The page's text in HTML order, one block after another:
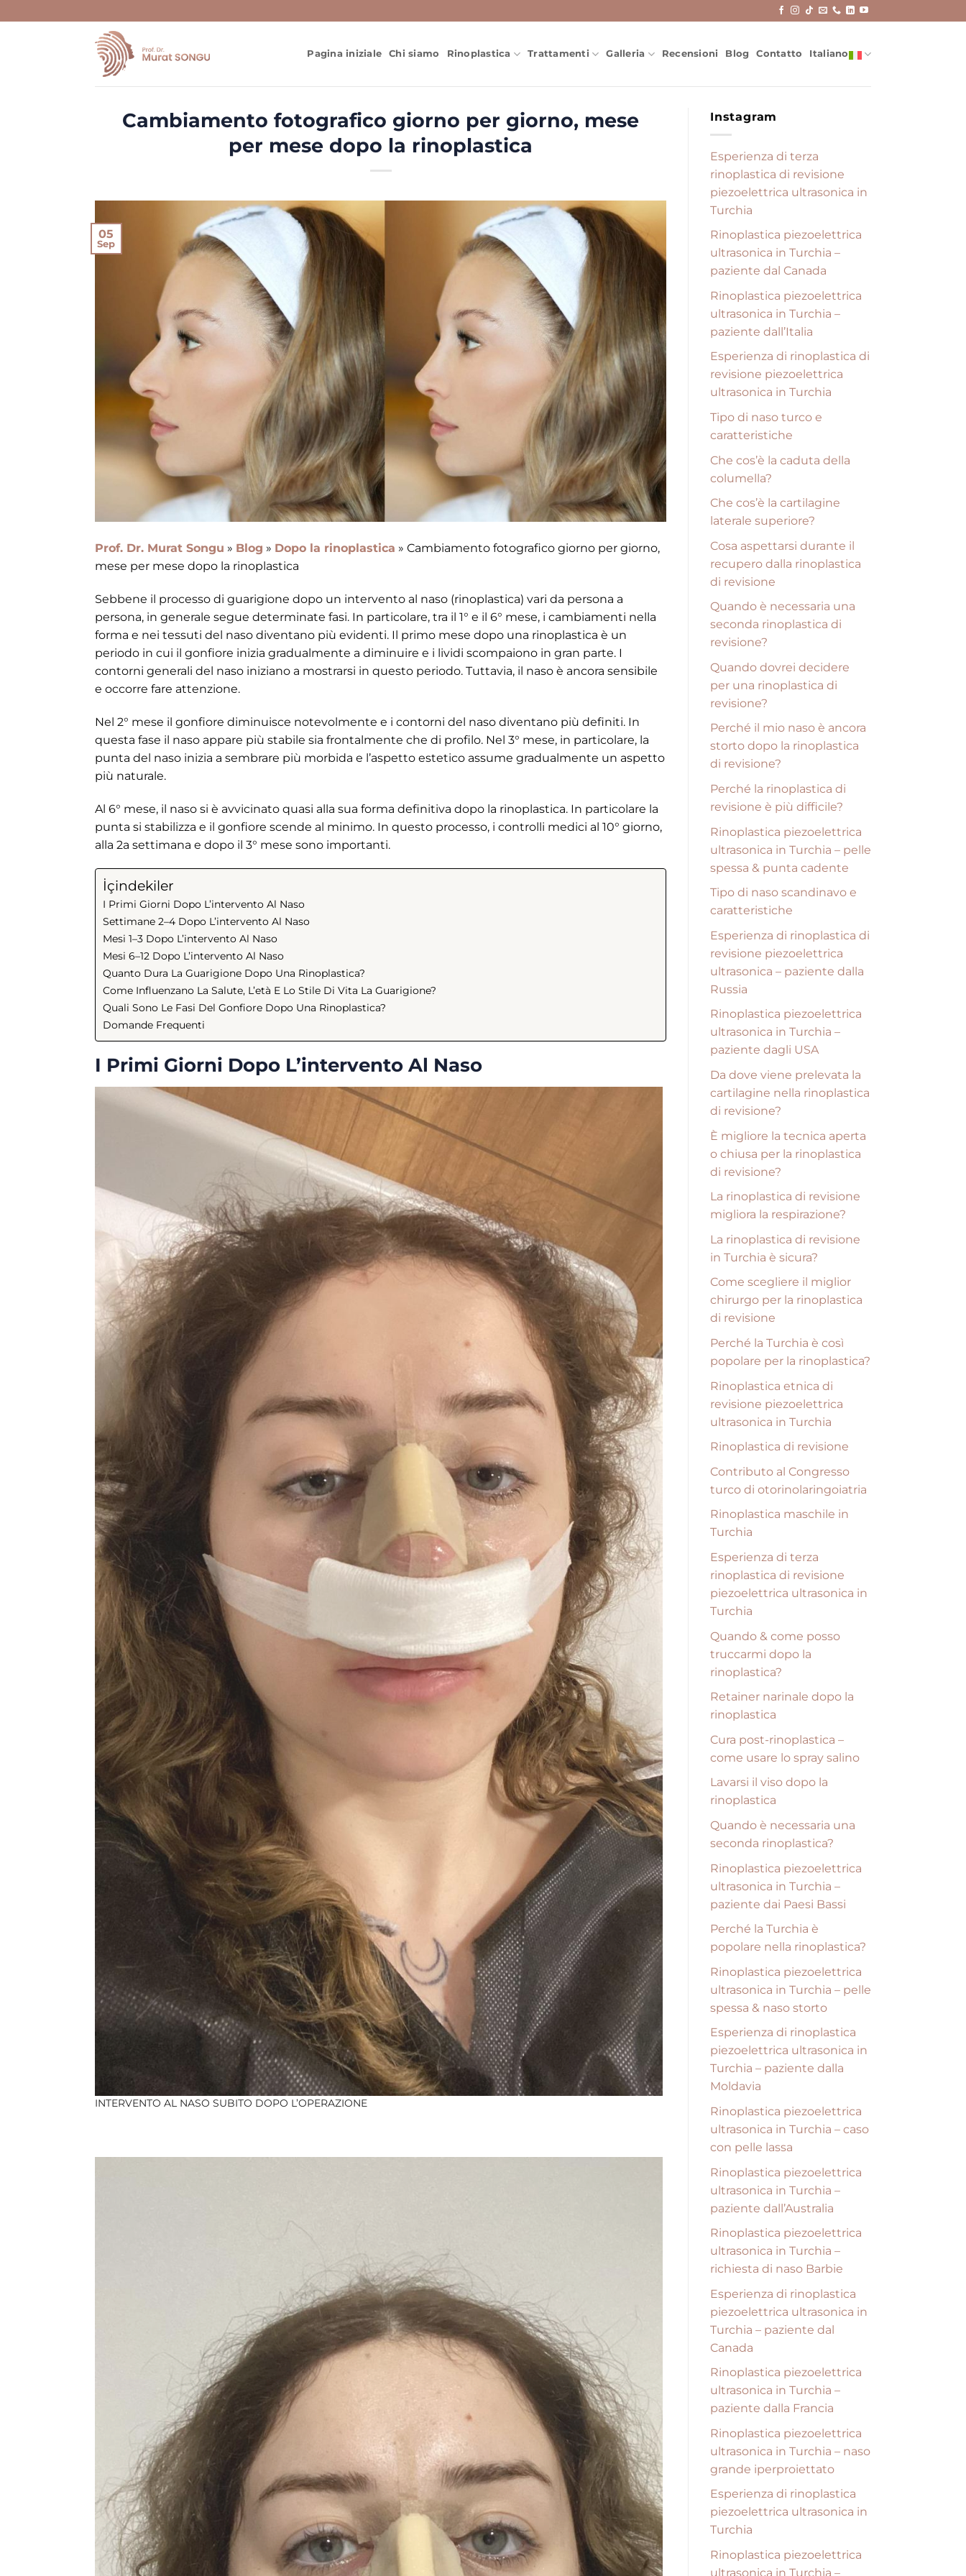
Pagina iniziale Chi siamo Rinoplastica Trattamenti Galleria Recensioni Blog Contatto Italiano
Cambiamento fotografico giorno per giorno, mese
per mese dopo la rinoplastica
05
Sep
Prof. Dr. Murat Songu » Blog » Dopo la rinoplastica » Cambiamento fotografico giorno per giorno,
mese per mese dopo la rinoplastica
Sebbene il processo di guarigione dopo un intervento al naso (rinoplastica) vari da persona a
persona, in generale segue determinate fasi. In particolare, tra il 1° e il 6° mese, i cambiamenti nella
forma e nei tessuti del naso diventano più evidenti. Il primo mese dopo una rinoplastica è un
periodo in cui il gonfiore inizia gradualmente a diminuire e i lividi scompaiono in gran parte. I
contorni generali del naso iniziano a mostrarsi in questo periodo. Tuttavia, il naso è ancora sensibile
e occorre fare attenzione.
Nel 2° mese il gonfiore diminuisce notevolmente e i contorni del naso diventano più definiti. In
questa fase il naso appare più stabile sia frontalmente che di profilo. Nel 3° mese, in particolare, la
punta del naso inizia a sembrare più morbida e l’aspetto estetico assume gradualmente un aspetto
più naturale.
Al 6° mese, il naso si è avvicinato quasi alla sua forma definitiva dopo la rinoplastica. In particolare la
punta si stabilizza e il gonfiore scende al minimo. In questo processo, i controlli medici al 10° giorno,
alla 2a settimana e dopo il 3° mese sono importanti.
İçindekiler
I Primi Giorni Dopo L’intervento Al Naso
Settimane 2–4 Dopo L’intervento Al Naso
Mesi 1–3 Dopo L’intervento Al Naso
Mesi 6–12 Dopo L’intervento Al Naso
Quanto Dura La Guarigione Dopo Una Rinoplastica?
Come Influenzano La Salute, L’età E Lo Stile Di Vita La Guarigione?
Quali Sono Le Fasi Del Gonfiore Dopo Una Rinoplastica?
Domande Frequenti
I Primi Giorni Dopo L’intervento Al Naso
INTERVENTO AL NASO SUBITO DOPO L’OPERAZIONE
Instagram
Esperienza di terza
rinoplastica di revisione
piezoelettrica ultrasonica in
Turchia
Rinoplastica piezoelettrica
ultrasonica in Turchia –
paziente dal Canada
Rinoplastica piezoelettrica
ultrasonica in Turchia –
paziente dall’Italia
Esperienza di rinoplastica di
revisione piezoelettrica
ultrasonica in Turchia
Tipo di naso turco e
caratteristiche
Che cos’è la caduta della
columella?
Che cos’è la cartilagine
laterale superiore?
Cosa aspettarsi durante il
recupero dalla rinoplastica
di revisione
Quando è necessaria una
seconda rinoplastica di
revisione?
Quando dovrei decidere
per una rinoplastica di
revisione?
Perché il mio naso è ancora
storto dopo la rinoplastica
di revisione?
Perché la rinoplastica di
revisione è più difficile?
Rinoplastica piezoelettrica
ultrasonica in Turchia – pelle
spessa & punta cadente
Tipo di naso scandinavo e
caratteristiche
Esperienza di rinoplastica di
revisione piezoelettrica
ultrasonica – paziente dalla
Russia
Rinoplastica piezoelettrica
ultrasonica in Turchia –
paziente dagli USA
Da dove viene prelevata la
cartilagine nella rinoplastica
di revisione?
È migliore la tecnica aperta
o chiusa per la rinoplastica
di revisione?
La rinoplastica di revisione
migliora la respirazione?
La rinoplastica di revisione
in Turchia è sicura?
Come scegliere il miglior
chirurgo per la rinoplastica
di revisione
Perché la Turchia è così
popolare per la rinoplastica?
Rinoplastica etnica di
revisione piezoelettrica
ultrasonica in Turchia
Rinoplastica di revisione
Contributo al Congresso
turco di otorinolaringoiatria
Rinoplastica maschile in
Turchia
Esperienza di terza
rinoplastica di revisione
piezoelettrica ultrasonica in
Turchia
Quando & come posso
truccarmi dopo la
rinoplastica?
Retainer narinale dopo la
rinoplastica
Cura post-rinoplastica –
come usare lo spray salino
Lavarsi il viso dopo la
rinoplastica
Quando è necessaria una
seconda rinoplastica?
Rinoplastica piezoelettrica
ultrasonica in Turchia –
paziente dai Paesi Bassi
Perché la Turchia è
popolare nella rinoplastica?
Rinoplastica piezoelettrica
ultrasonica in Turchia – pelle
spessa & naso storto
Esperienza di rinoplastica
piezoelettrica ultrasonica in
Turchia – paziente dalla
Moldavia
Rinoplastica piezoelettrica
ultrasonica in Turchia – caso
con pelle lassa
Rinoplastica piezoelettrica
ultrasonica in Turchia –
paziente dall’Australia
Rinoplastica piezoelettrica
ultrasonica in Turchia –
richiesta di naso Barbie
Esperienza di rinoplastica
piezoelettrica ultrasonica in
Turchia – paziente dal
Canada
Rinoplastica piezoelettrica
ultrasonica in Turchia –
paziente dalla Francia
Rinoplastica piezoelettrica
ultrasonica in Turchia – naso
grande iperproiettato
Esperienza di rinoplastica
piezoelettrica ultrasonica in
Turchia
Rinoplastica piezoelettrica
ultrasonica in Turchia –